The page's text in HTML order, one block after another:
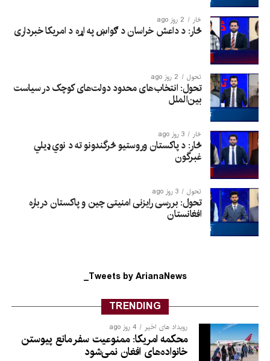
څار 2 روز ago
څار: د داعش خراسان د ګواښ په اړه د امریکا خبرداری
تحول 2 روز ago
تحول: انتخاب‌های محدود دولت‌های کوچک در سیاست
بین‌الملل
څار 3 روز ago
څار: د پاکستان وروستیو څرگندونو ته د نوي ډیلي
غبرگون
تحول 3 روز ago
تحول: بررسی رایزنی امنیتی چین و پاکستان درباره
افغانستان
Tweets by ArianaNews_
TRENDING
رویداد های اخیر 4 روز ago
محکمه امریکا: ممنوعیت سفر مانع پیوستن
خانواده‌های افغان نمی‌شود